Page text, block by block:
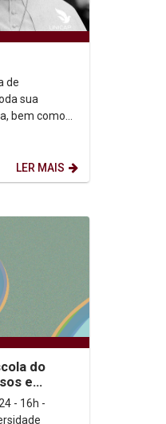
de
sua
bem como
LER MAIS
do
e
e
- 16h -